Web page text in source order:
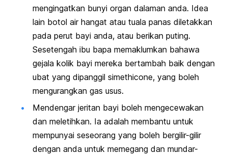
mengingatkan bunyi organ dalaman anda. Idea
lain botol air hangat atau tuala panas diletakkan
pada perut bayi anda, atau berikan puting.
Sesetengah ibu bapa memaklumkan bahawa
gejala kolik bayi mereka bertambah baik dengan
ubat yang dipanggil simethicone, yang boleh
mengurangkan gas usus.
Mendengar jeritan bayi boleh mengecewakan
dan meletihkan. Ia adalah membantu untuk
mempunyai seseorang yang boleh bergilir-gilir
dengan anda untuk memegang dan mundar-